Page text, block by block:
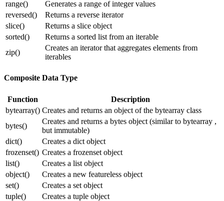
range()
Generates a range of integer values
reversed()
Returns a reverse iterator
slice()
Returns a slice object
sorted()
Returns a sorted list from an iterable
zip()
Creates an iterator that aggregates elements from
iterables
Composite Data Type
Function
Description
bytearray() Creates and returns an object of the bytearray class
bytes()
Creates and returns a bytes object (similar to bytearray ,
but immutable)
dict()
Creates a dict object
frozenset() Creates a frozenset object
list()
Creates a list object
object()
Creates a new featureless object
set()
Creates a set object
tuple()
Creates a tuple object